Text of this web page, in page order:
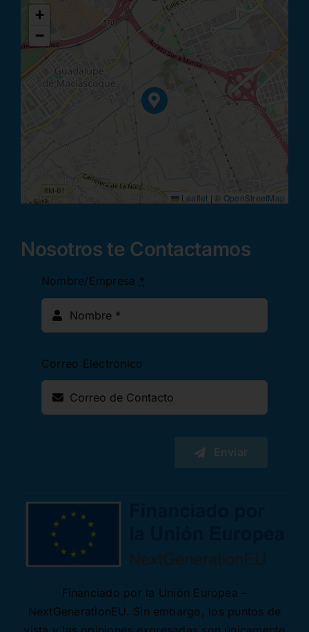
+
−
Leaflet | © OpenStreetMap
Nosotros te Contactamos
Nombre/Empresa *
Correo Electrónico
Enviar
Financiado por la Unión Europea –
NextGenerationEU. Sin embargo, los puntos de